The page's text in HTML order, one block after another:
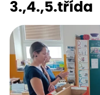
3.,4.,5.třída